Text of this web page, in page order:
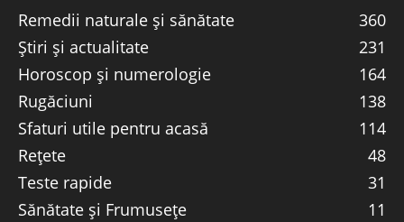
Remedii naturale și sănătate
360
Știri și actualitate
231
Horoscop și numerologie
164
Rugăciuni
138
Sfaturi utile pentru acasă
114
Rețete
48
Teste rapide
31
Sănătate și Frumusețe
11